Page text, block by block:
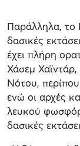
Παράλληλα, το
δασικές
έχει πλήρη
Χάσεμ
Νότου,
ενώ οι αρχές
λευκού
δασικές